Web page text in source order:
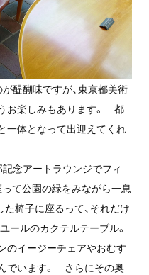
醍醐味ですが、東京都美術
お楽しみもあります。 都
一体となって出迎えてくれ
念アートラウンジでフィ
て公園の緑をみながら一息
椅子に座るって、それだけ
ールのカクテルテーブル。
のイージーチェアやおむす
でいます。 さらにその奥